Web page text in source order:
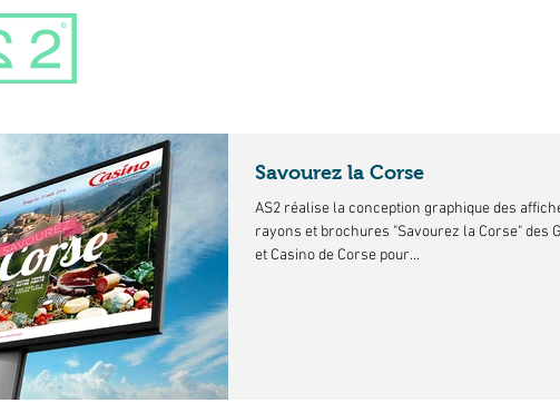
Savourez la Corse
AS2 réalise la conception graphique des
rayons et brochures "Savourez la Corse" des
et Casino de Corse pour...